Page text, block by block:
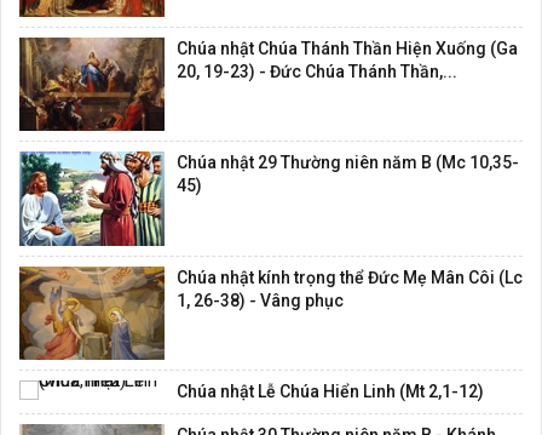
Chúa nhật Chúa Thánh Thần Hiện Xuống (Ga
20, 19-23) - Đức Chúa Thánh Thần,...
Chúa nhật 29 Thường niên năm B (Mc 10,35-
45)
Chúa nhật kính trọng thể Đức Mẹ Mân Côi (Lc
1, 26-38) - Vâng phục
Chúa nhật Lễ Chúa Hiển Linh (Mt 2,1-12)